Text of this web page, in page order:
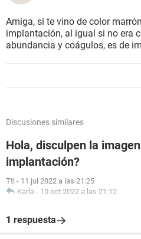
Amiga, si te vino de color
implantación, al igual si no era
abundancia y coágulos, es de
Discusiones similares
Hola, disculpen la
implantación?
Ttl - 11 jul 2022 a las 21:25
Karla - 10 oct 2022 a las 21:12
1 respuesta